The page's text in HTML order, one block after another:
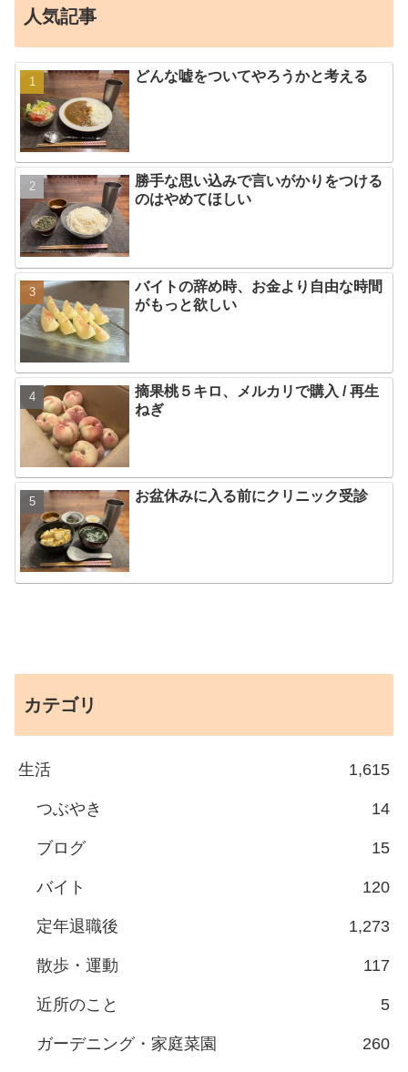
人気記事
どんな嘘をついてやろうかと考える
勝手な思い込みで言いがかりをつける
のはやめてほしい
バイトの辞め時、お金より自由な時間
がもっと欲しい
摘果桃５キロ、メルカリで購入 / 再生
ねぎ
お盆休みに入る前にクリニック受診
カテゴリ
生活 1,615
つぶやき 14
ブログ 15
バイト 120
定年退職後 1,273
散歩・運動 117
近所のこと 5
ガーデニング・家庭菜園 260